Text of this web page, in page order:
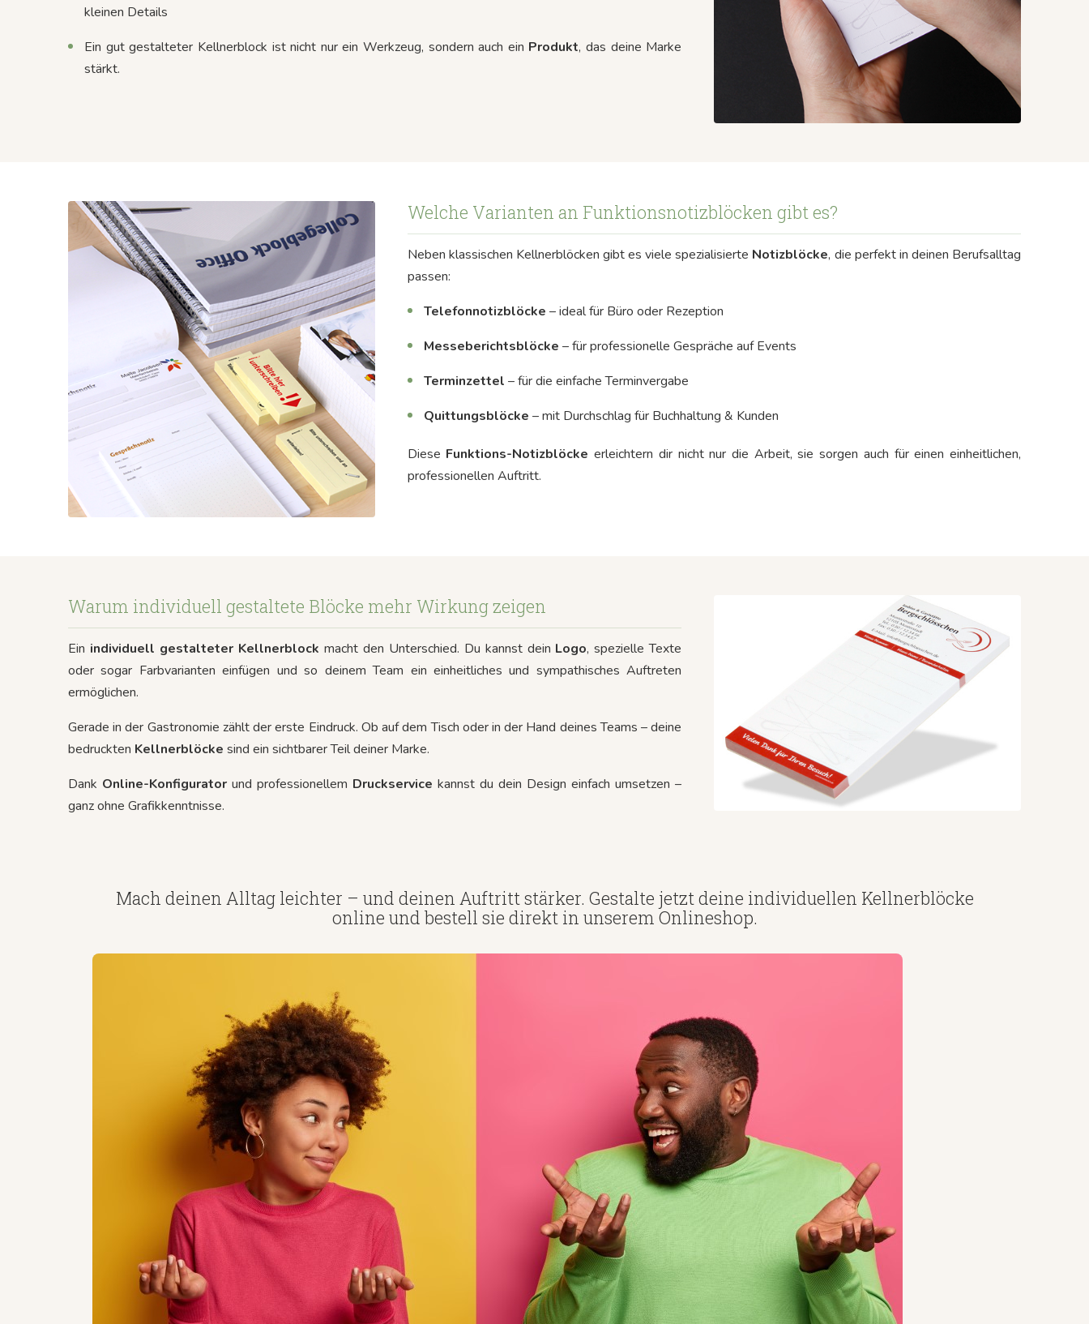
kleinen Details
Ein gut gestalteter Kellnerblock ist nicht nur ein Werkzeug, sondern auch ein Produkt, das deine Marke
stärkt.
Welche Varianten an Funktionsnotizblöcken gibt es?
Neben klassischen Kellnerblöcken gibt es viele spezialisierte Notizblöcke, die perfekt in deinen Berufsalltag
passen:
Telefonnotizblöcke – ideal für Büro oder Rezeption
Messeberichtsblöcke – für professionelle Gespräche auf Events
Terminzettel – für die einfache Terminvergabe
Quittungsblöcke – mit Durchschlag für Buchhaltung & Kunden
Diese Funktions-Notizblöcke erleichtern dir nicht nur die Arbeit, sie sorgen auch für einen einheitlichen,
professionellen Auftritt.
Warum individuell gestaltete Blöcke mehr Wirkung zeigen
Ein individuell gestalteter Kellnerblock macht den Unterschied. Du kannst dein Logo, spezielle Texte
oder sogar Farbvarianten einfügen und so deinem Team ein einheitliches und sympathisches Auftreten
ermöglichen.
Gerade in der Gastronomie zählt der erste Eindruck. Ob auf dem Tisch oder in der Hand deines Teams – deine
bedruckten Kellnerblöcke sind ein sichtbarer Teil deiner Marke.
Dank Online-Konfigurator und professionellem Druckservice kannst du dein Design einfach umsetzen –
ganz ohne Grafikkenntnisse.
Mach deinen Alltag leichter – und deinen Auftritt stärker. Gestalte jetzt deine individuellen Kellnerblöcke
online und bestell sie direkt in unserem Onlineshop.